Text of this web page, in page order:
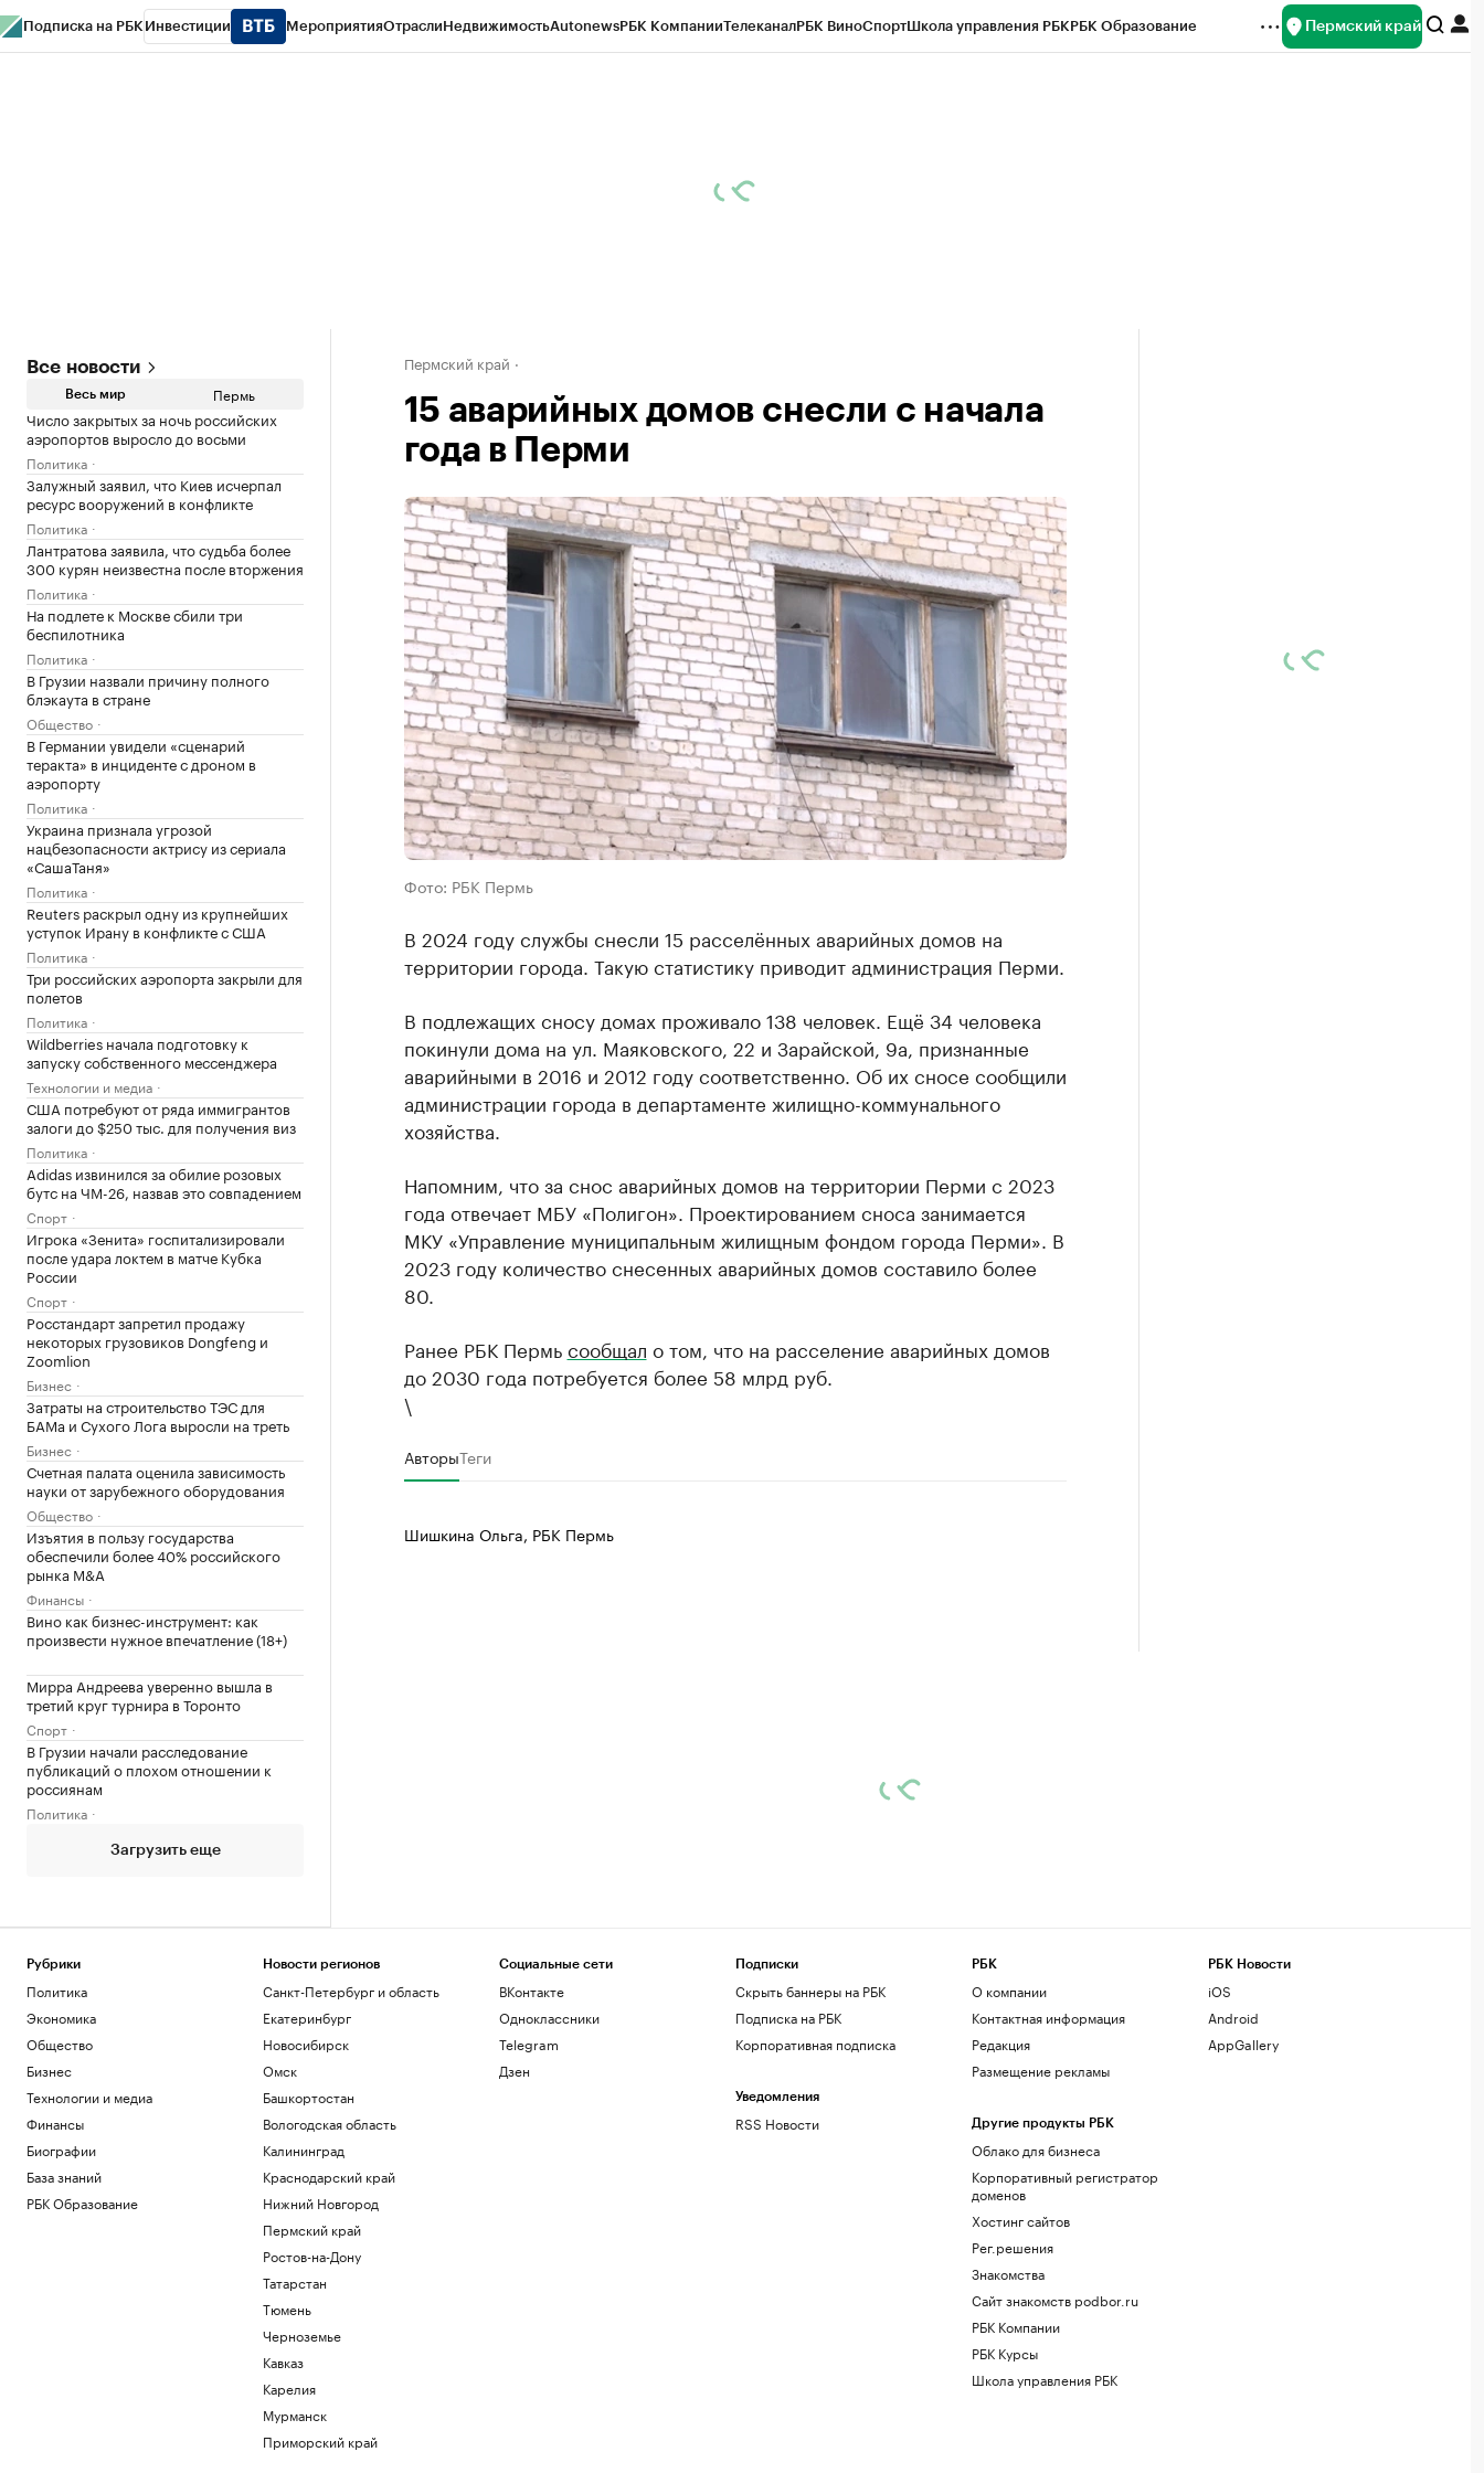
Подписка на РБК Инвестиции МероприятияОтраслиНедвижимостьAutonewsРБК КомпанииТелеканалРБК ВиноСпортШкола управления РБКРБК Образование Пермский край
Все новости
Весь мир Пермь
Число закрытых за ночь российских
аэропортов выросло до восьми
Политика
Залужный заявил, что Киев исчерпал
ресурс вооружений в конфликте
Политика
Лантратова заявила, что судьба более
300 курян неизвестна после вторжения
Политика
На подлете к Москве сбили три
беспилотника
Политика
В Грузии назвали причину полного
блэкаута в стране
Общество
В Германии увидели «сценарий
теракта» в инциденте с дроном в
аэропорту
Политика
Украина признала угрозой
нацбезопасности актрису из сериала
«СашаТаня»
Политика
Reuters раскрыл одну из крупнейших
уступок Ирану в конфликте с США
Политика
Три российских аэропорта закрыли для
полетов
Политика
Wildberries начала подготовку к
запуску собственного мессенджера
Технологии и медиа
США потребуют от ряда иммигрантов
залоги до $250 тыс. для получения виз
Политика
Adidas извинился за обилие розовых
бутс на ЧМ-26, назвав это совпадением
Спорт
Игрока «Зенита» госпитализировали
после удара локтем в матче Кубка
России
Спорт
Росстандарт запретил продажу
некоторых грузовиков Dongfeng и
Zoomlion
Бизнес
Затраты на строительство ТЭС для
БАМа и Сухого Лога выросли на треть
Бизнес
Счетная палата оценила зависимость
науки от зарубежного оборудования
Общество
Изъятия в пользу государства
обеспечили более 40% российского
рынка M&A
Финансы
Вино как бизнес-инструмент: как
произвести нужное впечатление (18+)
Мирра Андреева уверенно вышла в
третий круг турнира в Торонто
Спорт
В Грузии начали расследование
публикаций о плохом отношении к
россиянам
Политика
Загрузить еще
Пермский край
15 аварийных домов снесли с начала
года в Перми
Фото: РБК Пермь
В 2024 году службы снесли 15 расселённых аварийных домов на
территории города. Такую статистику приводит администрация Перми.
В подлежащих сносу домах проживало 138 человек. Ещё 34 человека
покинули дома на ул. Маяковского, 22 и Зарайской, 9а, признанные
аварийными в 2016 и 2012 году соответственно. Об их сносе сообщили
администрации города в департаменте жилищно-коммунального
хозяйства.
Напомним, что за снос аварийных домов на территории Перми с 2023
года отвечает МБУ «Полигон». Проектированием сноса занимается
МКУ «Управление муниципальным жилищным фондом города Перми». В
2023 году количество снесенных аварийных домов составило более
80.
Ранее РБК Пермьсообщал о том, что на расселение аварийных домов
до 2030 года потребуется более 58 млрд руб.
\
АвторыТеги
Шишкина Ольга, РБК Пермь
Рубрики
Политика
Экономика
Общество
Бизнес
Технологии и медиа
Финансы
Биографии
База знаний
РБК Образование
Новости регионов
Санкт-Петербург и область
Екатеринбург
Новосибирск
Омск
Башкортостан
Вологодская область
Калининград
Краснодарский край
Нижний Новгород
Пермский край
Ростов-на-Дону
Татарстан
Тюмень
Черноземье
Кавказ
Карелия
Мурманск
Приморский край
Социальные сети
ВКонтакте
Одноклассники
Telegram
Дзен
Подписки
Скрыть баннеры на РБК
Подписка на РБК
Корпоративная подписка
Уведомления
RSS Новости
РБК
О компании
Контактная информация
Редакция
Размещение рекламы
Другие продукты РБК
Облако для бизнеса
Корпоративный регистратор
доменов
Хостинг сайтов
Рег.решения
Знакомства
Сайт знакомств podbor.ru
РБК Компании
РБК Курсы
Школа управления РБК
РБК Новости
iOS
Android
AppGallery